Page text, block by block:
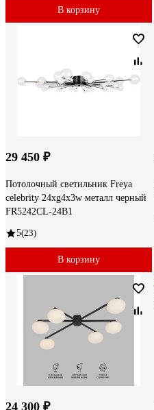
В корзину
29 450 ₽
Потолочный светильник Freya
celebrity 24хg4x3w металл черный
FR5242CL-24B1
5(23)
В корзину
24 300 ₽